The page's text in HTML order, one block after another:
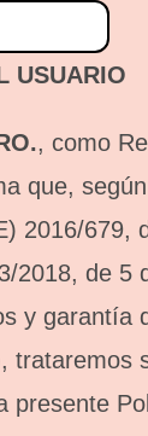
USUARIO
, como
que,
2016/679,
2018, de 5
y garantía
trataremos
presente